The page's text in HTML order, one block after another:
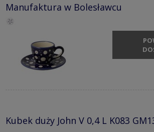
Manufaktura w Bolesławcu
Kubek duży John V 0,4 L K083